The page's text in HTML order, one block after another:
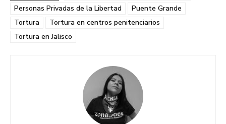
Personas Privadas de la Libertad
Puente Grande
Tortura
Tortura en centros penitenciarios
Tortura en Jalisco